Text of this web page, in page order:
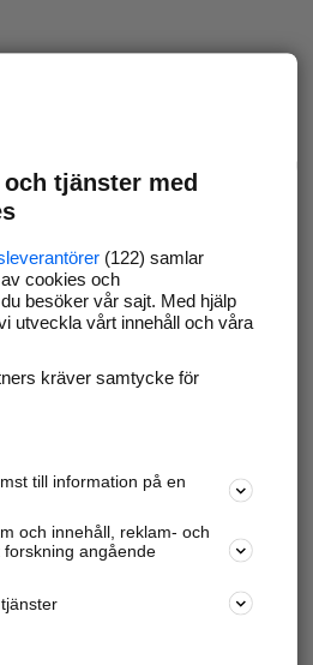
tjänster med
(122) samlar
cookies och
besöker vår sajt. Med hjälp
utveckla vårt innehåll och våra
kräver samtycke för
till information på en
och innehåll, reklam- och
angående